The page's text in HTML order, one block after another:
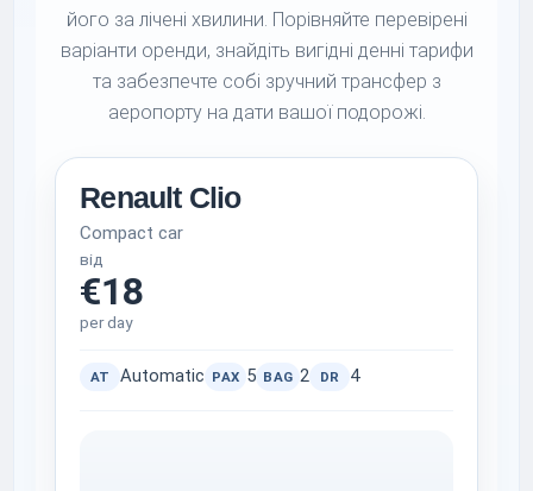
його за лічені хвилини. Порівняйте перевірені
варіанти оренди, знайдіть вигідні денні тарифи
та забезпечте собі зручний трансфер з
аеропорту на дати вашої подорожі.
Renault Clio
Compact car
від
€18
per day
AT Automatic PAX 5 BAG 2 DR 4